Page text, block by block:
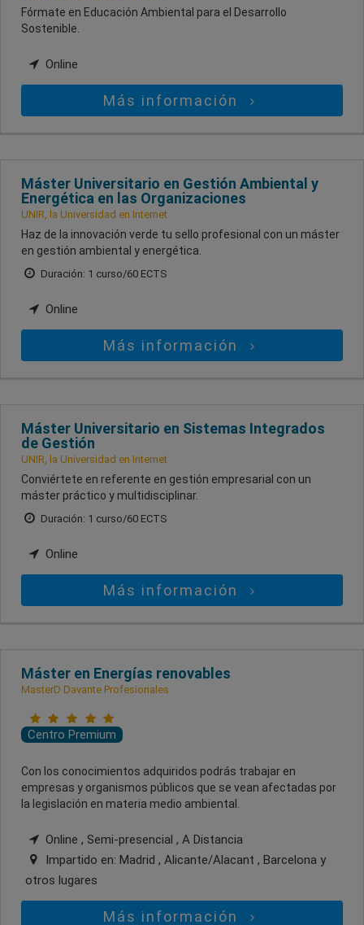
Fórmate en Educación Ambiental para el Desarrollo
Sostenible.
Online
Más información
Máster Universitario en Gestión Ambiental y
Energética en las Organizaciones
UNIR, la Universidad en Internet
Haz de la innovación verde tu sello profesional con un máster
en gestión ambiental y energética.
Duración: 1 curso/60 ECTS
Online
Más información
Máster Universitario en Sistemas Integrados
de Gestión
UNIR, la Universidad en Internet
Conviértete en referente en gestión empresarial con un
máster práctico y multidisciplinar.
Duración: 1 curso/60 ECTS
Online
Más información
Máster en Energías renovables
MasterD Davante Profesionales
Centro Premium
Con los conocimientos adquiridos podrás trabajar en
empresas y organismos públicos que se vean afectadas por
la legislación en materia medio ambiental.
Online , Semi-presencial , A Distancia
Impartido en: Madrid , Alicante/Alacant , Barcelona y
otros lugares
Más información